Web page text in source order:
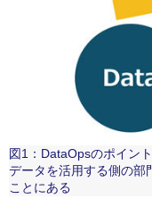
図1：DataOpsのポイン
データを活用する側の部
ことにある